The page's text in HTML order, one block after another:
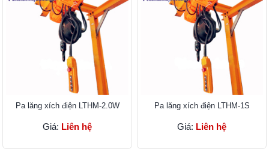
Pa lăng xích điện LTHM-2.0W
Giá: Liên hệ
Pa lăng xích điện LTHM-1S
Giá: Liên hệ